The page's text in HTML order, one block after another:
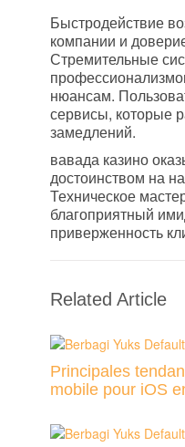
Быстродействие
компании и
Стремительные
нюансам.
сервисы, которые
замедлений.
вавада казино
достоинством на
Техническое
благоприятный
приверженность
Related Article
Principales
mobile pour iOS